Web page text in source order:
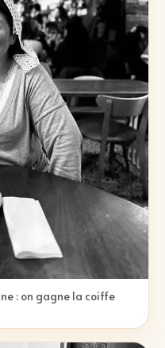
: on gagne la coiffe